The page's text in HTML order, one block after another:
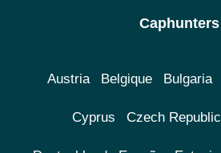
Caphunters
Austria Belgique Bulgaria
Cyprus Czech Republic